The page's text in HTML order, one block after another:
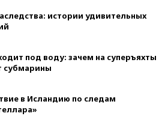
истории удивительных
под воду: зачем на суперъяхты
субмарины
в Исландию по следам